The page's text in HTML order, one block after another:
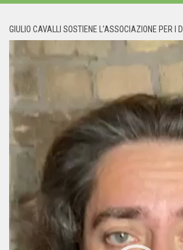
GIULIO CAVALLI SOSTIENE L’ASSOCIAZIONE PER I
Player